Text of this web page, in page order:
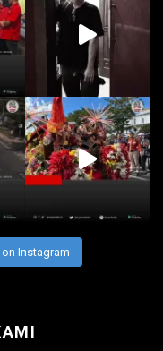
Instagram